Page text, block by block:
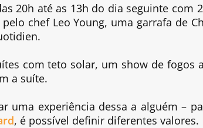
20h até as 13h do dia seguinte
chef Leo Young, uma garrafa de
com teto solar, um show de fogos
a suíte.
uma experiência dessa a alguém –
, é possível definir diferentes valores.